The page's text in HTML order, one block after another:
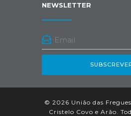
NEWSLETTER
© 2026 União das
Cristelo Covo e Arão.